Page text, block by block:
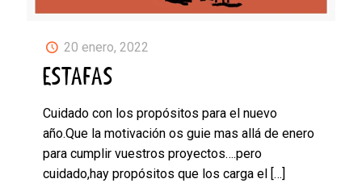
20 enero, 2022
ESTAFAS
Cuidado con los propósitos para el nuevo
año.Que la motivación os guie mas allá de enero
para cumplir vuestros proyectos….pero
cuidado,hay propósitos que los carga el
[…]